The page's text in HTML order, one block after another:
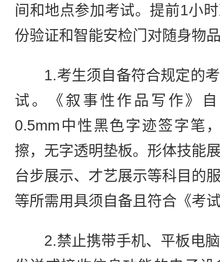
间和地点参加考试。提前1小
份验证和智能安检门对随身物
1.考生须自备符合规定的考
试。《叙事性作品写作》
0.5mm中性黑色字迹签字笔
擦，无字透明垫板。形体技能
台步展示、才艺展示等科目的
等所需用具须自备且符合《考
2.禁止携带手机、平板电脑